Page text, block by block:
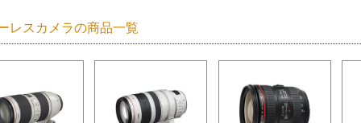
レスカメラの商品一覧